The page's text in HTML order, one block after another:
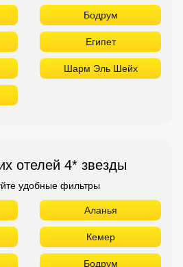
Бодрум
Египет
Шарм Эль Шейх
отелей 4* звезды
удобные фильтры
Аланья
Кемер
Бодрум